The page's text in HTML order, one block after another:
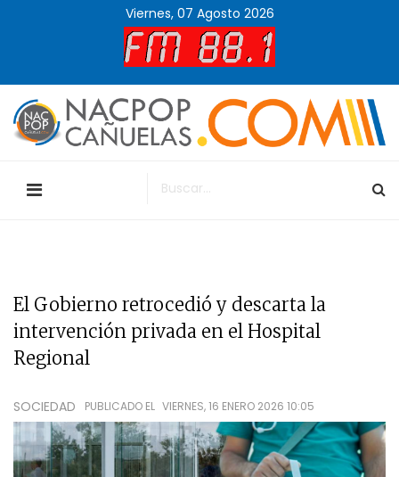
Viernes, 07 Agosto 2026
El Gobierno retrocedió y descarta la
intervención privada en el Hospital
Regional
SOCIEDAD PUBLICADO EL VIERNES, 16 ENERO 2026 10:05